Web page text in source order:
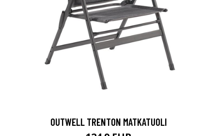
OUTWELL TRENTON MATKATUOLI